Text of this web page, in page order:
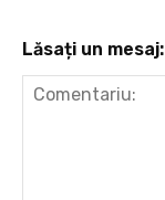
Lăsați un mesaj: